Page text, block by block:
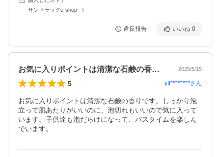
サンドラッグe-shop
違反報告 いいね 0
お気に入りポイントは清潔な石鹸の香りで… 2025/5/15
5 ytt********さん
お気に入りポイントは清潔な石鹸の香りです。しっかり泡
立って肌あたりがいいのに、泡切れもいいので気に入って
います。子供達も泡だらけになって、バスタイムを楽しん
でいます。